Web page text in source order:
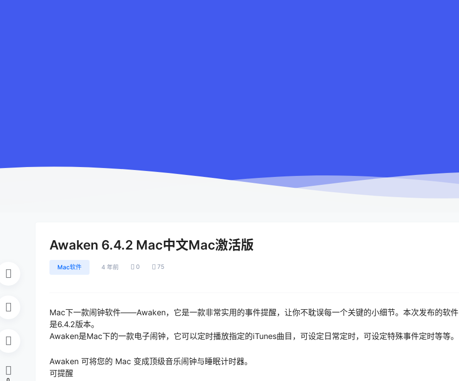
Awaken 6.4.2 Mac中文Mac激活版
Mac软件 4 年前 0 75
Mac下一款闹钟软件——Awaken，它是一款非常实用的事件提醒，让你不耽误每一个关键的小细节。本次发布的软件
是6.4.2版本。
Awaken是Mac下的一款电子闹钟，它可以定时播放指定的iTunes曲目，可设定日常定时，可设定特殊事件定时等等。
Awaken 可将您的 Mac 变成顶级音乐闹钟与睡眠计时器。
可提醒